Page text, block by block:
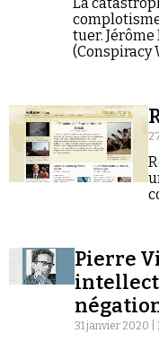
tuer.
(Conspiracy
Pierre
31 janvier 2020 |